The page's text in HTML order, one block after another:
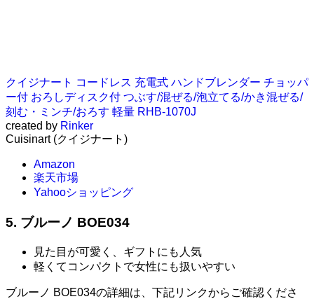
クイジナート コードレス 充電式 ハンドブレンダー チョッパ
ー付 おろしディスク付 つぶす/混ぜる/泡立てる/かき混ぜる/
刻む・ミンチ/おろす 軽量 RHB-1070J
created by Rinker
Cuisinart (クイジナート)
Amazon
楽天市場
Yahooショッピング
5. ブルーノ BOE034
見た目が可愛く、ギフトにも人気
軽くてコンパクトで女性にも扱いやすい
ブルーノ BOE034の詳細は、下記リンクからご確認くださ